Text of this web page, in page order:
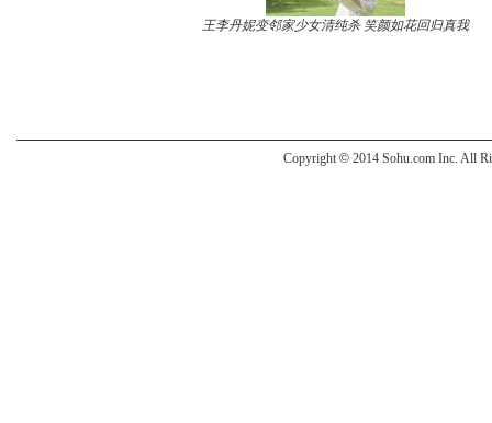
王李丹妮变邻家少女清纯杀 笑颜如花回归真我
Copyright © 2014 Sohu.com Inc. All